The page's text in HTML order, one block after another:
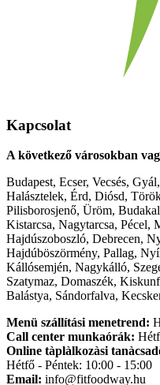
Kapcsolat
A következő városokban
Budapest, Ecser, Vecsés,
Halásztelek, Érd, Diósd,
Pilisborosjenő, Üröm,
Kistarcsa, Nagytarcsa, Pécel,
Hajdúszoboszló, Debrecen,
Hajdúböszörmény, Pallag,
Kállósemjén, Nagykálló,
Szatymaz, Domaszék,
Balástya, Sándorfalva,
Menü szállítási menetrend:
Call center munkaórák:
Online tàplàlkozàsi
Hétfő - Péntek: 10:00 - 15:00
Email: info@fitfoodway.hu